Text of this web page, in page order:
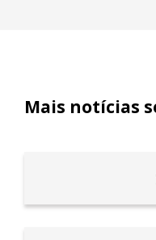
Mais notícias